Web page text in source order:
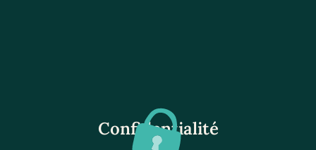
Confidentialité